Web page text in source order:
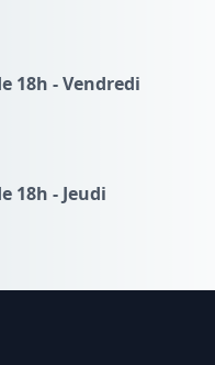
18h - Vendredi
18h - Jeudi